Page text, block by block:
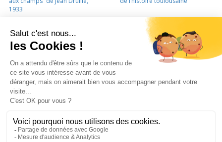
1933
LA CINÉMATHÈQUE · CONTACTS · LETTRE D'INFORMATION ·
MENTIONS LÉGALES
La Cinémathèque de Toulouse